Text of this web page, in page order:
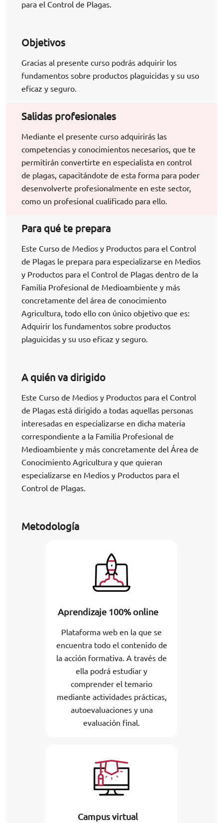
para el Control de Plagas.
Objetivos
Gracias al presente curso podrás adquirir los
fundamentos sobre productos plaguicidas y su uso
eficaz y seguro.
Salidas profesionales
Mediante el presente curso adquirirás las
competencias y conocimientos necesarios, que te
permitirán convertirte en especialista en control
de plagas, capacitándote de esta forma para poder
desenvolverte profesionalmente en este sector,
como un profesional cualificado para ello.
Para qué te prepara
Este Curso de Medios y Productos para el Control
de Plagas le prepara para especializarse en Medios
y Productos para el Control de Plagas dentro de la
Familia Profesional de Medioambiente y más
concretamente del área de conocimiento
Agricultura, todo ello con único objetivo que es:
Adquirir los fundamentos sobre productos
plaguicidas y su uso eficaz y seguro.
A quién va dirigido
Este Curso de Medios y Productos para el Control
de Plagas está dirigido a todas aquellas personas
interesadas en especializarse en dicha materia
correspondiente a la Familia Profesional de
Medioambiente y más concretamente del Área de
Conocimiento Agricultura y que quieran
especializarse en Medios y Productos para el
Control de Plagas.
Metodología
Aprendizaje 100% online
Plataforma web en la que se
encuentra todo el contenido de
la acción formativa. A través de
ella podrá estudiar y
comprender el temario
mediante actividades prácticas,
autoevaluaciones y una
evaluación final.
Campus virtual